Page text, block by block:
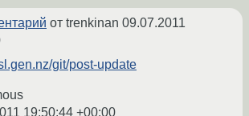
от trenkinan 09.07.2011
git/post-update
19:50:44 +00:00